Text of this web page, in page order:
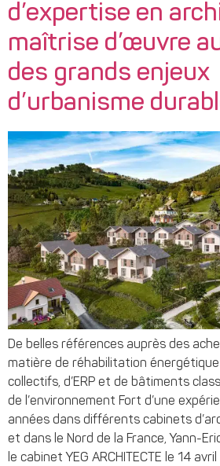
d’expertise en
maîtrise d’œuvre
des grands enjeux
d’urbanisme
De belles références auprès des
matière de réhabilitation
collectifs, d’ERP et de bâtiments
de l’environnement Fort d’une
années dans différents cabinets
et dans le Nord de la France, Yann-
le cabinet YEG ARCHITECTE le 14 avril